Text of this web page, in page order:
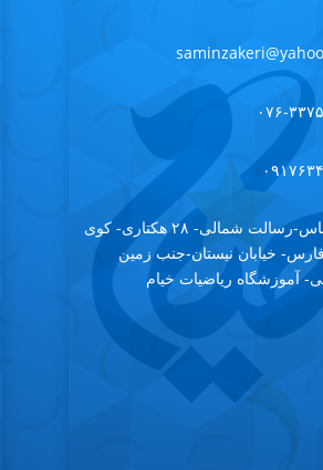
بندرعباس-رسالت شمالی- ۲۸ هکتاری- کوی
خیابان نیستان-جنب زمین
آموزشگاه ریاضیات خیام